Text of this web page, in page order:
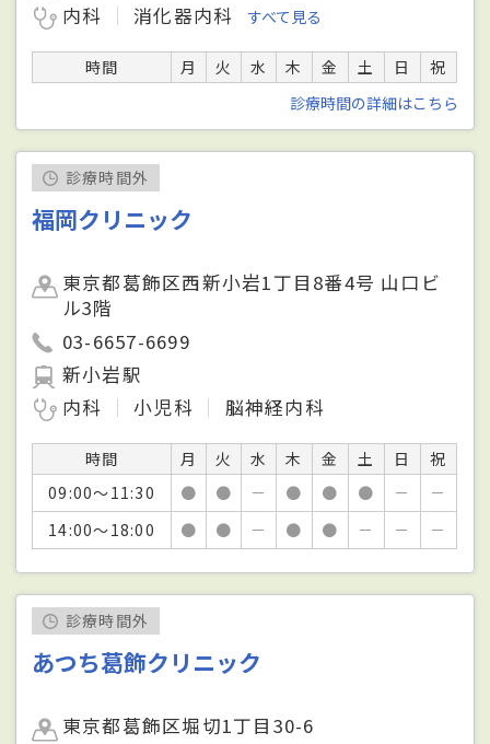
内科
消化器内科 すべて見る
時間 月 火 水 木 金 土 日
祝
診療時間の詳細はこちら
診療時間外
福岡クリニック
東京都葛飾区西新小岩1丁目8番4号 山口ビ
ル3階
03-6657-6699
新小岩駅
内科
小児科 脳神経内科
時間 月 火 水 木 金 土 日
祝
09:00～11:30
● ● － ● ● ● －
－
14:00～18:00
● ● － ● ● － － －
診療時間外
あつち葛飾クリニック
東京都葛飾区堀切1丁目30-6